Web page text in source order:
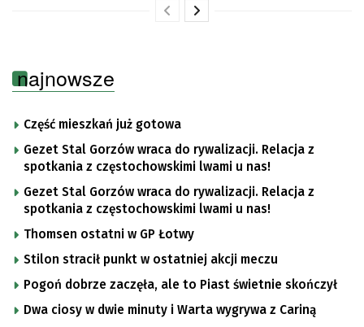
najnowsze
Część mieszkań już gotowa
Gezet Stal Gorzów wraca do rywalizacji. Relacja z
spotkania z częstochowskimi lwami u nas!
Gezet Stal Gorzów wraca do rywalizacji. Relacja z
spotkania z częstochowskimi lwami u nas!
Thomsen ostatni w GP Łotwy
Stilon stracił punkt w ostatniej akcji meczu
Pogoń dobrze zaczęła, ale to Piast świetnie skończył
Dwa ciosy w dwie minuty i Warta wygrywa z Cariną